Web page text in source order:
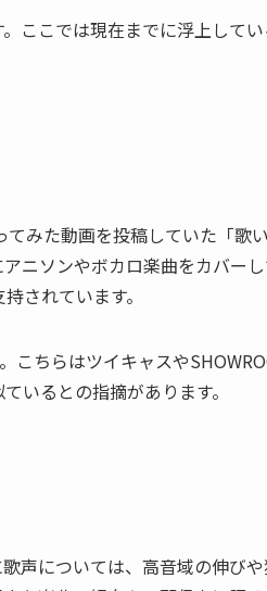
ここでは現在までに浮上して
みた動画を投稿していた「歌
ニソンやボカロ楽曲をカバー
されています。
こちらはツイキャスや
いるとの指摘があります。
声については、高音域の伸び